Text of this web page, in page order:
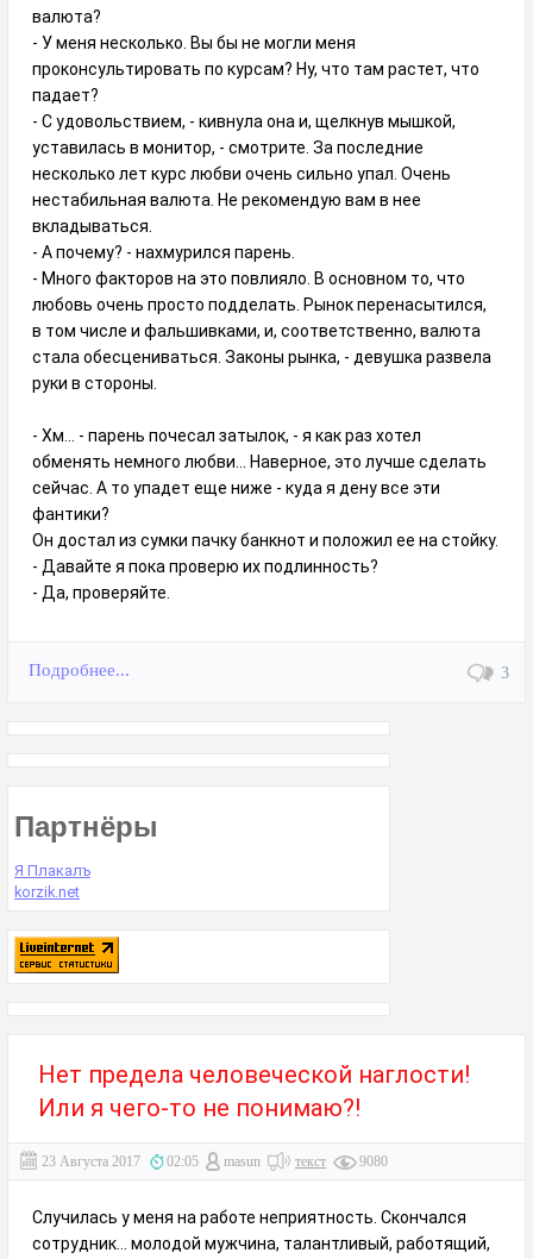
валюта?
- У меня несколько. Вы бы не могли меня
проконсультировать по курсам? Ну, что там растет, что
падает?
- С удовольствием, - кивнула она и, щелкнув мышкой,
уставилась в монитор, - смотрите. За последние
несколько лет курс любви очень сильно упал. Очень
нестабильная валюта. Не рекомендую вам в нее
вкладываться.
- А почему? - нахмурился парень.
- Много факторов на это повлияло. В основном то, что
любовь очень просто подделать. Рынок перенасытился,
в том числе и фальшивками, и, соответственно, валюта
стала обесцениваться. Законы рынка, - девушка развела
руки в стороны.
- Хм... - парень почесал затылок, - я как раз хотел
обменять немного любви... Наверное, это лучше сделать
сейчас. А то упадет еще ниже - куда я дену все эти
фантики?
Он достал из сумки пачку банкнот и положил ее на стойку.
- Давайте я пока проверю их подлинность?
- Да, проверяйте.
Подробнее... 3
Партнёры
Я Плакалъ
korzik.net
Нет предела человеческой наглости!
Или я чего-то не понимаю?!
23 Августа 2017 02:05 masun текст 9080
Случилась у меня на работе неприятность. Скончался
сотрудник... молодой мужчина, талантливый, работящий,